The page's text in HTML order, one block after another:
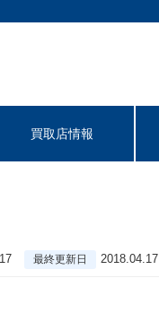
買取店情報
最終更新日 2018.04.17